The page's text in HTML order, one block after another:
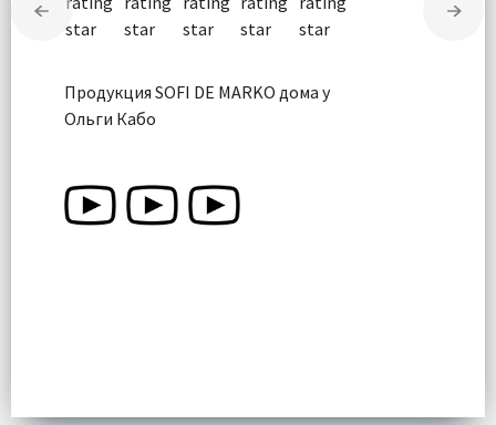
Продукция SOFI DE MARKO дома у
Ольги Кабо